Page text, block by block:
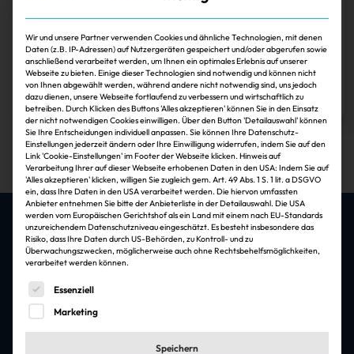
Private Bausparkassen verleihen
Wissenschaftspreis
Sonja Smalian 30.11.2024
Zum Artikel
1
Die besten Jobs & Arbeitgeber in der
Architektur & Ingenieursleistungen
Wir und unsere Partner verwenden Cookies und ähnliche Technologien, mit denen
Daten (z.B. IP-Adressen) auf Nutzergeräten gespeichert und/oder abgerufen sowie
anschließend verarbeitet werden, um Ihnen ein optimales Erlebnis auf unserer
Webseite zu bieten. Einige dieser Technologien sind notwendig und können nicht
von Ihnen abgewählt werden, während andere nicht notwendig sind, uns jedoch
dazu dienen, unsere Webseite fortlaufend zu verbessern und wirtschaftlich zu
betreiben. Durch Klicken des Buttons 'Alles akzeptieren' können Sie in den Einsatz
der nicht notwendigen Cookies einwilligen. Über den Button 'Detailauswahl' können
Sie Ihre Entscheidungen individuell anpassen. Sie können Ihre Datenschutz-
Einstellungen jederzeit ändern oder Ihre Einwilligung widerrufen, indem Sie auf den
Link 'Cookie-Einstellungen' im Footer der Webseite klicken. Hinweis auf
Verarbeitung Ihrer auf dieser Webseite erhobenen Daten in den USA: Indem Sie auf
'Alles akzeptieren' klicken, willigen Sie zugleich gem. Art. 49 Abs. 1 S. 1 lit. a DSGVO
ein, dass Ihre Daten in den USA verarbeitet werden. Die hiervon umfassten
Anbieter entnehmen Sie bitte der Anbieterliste in der Detailauswahl. Die USA
werden vom Europäischen Gerichtshof als ein Land mit einem nach EU-Standards
unzureichendem Datenschutzniveau eingeschätzt. Es besteht insbesondere das
Risiko, dass Ihre Daten durch US-Behörden, zu Kontroll- und zu
Überwachungszwecken, möglicherweise auch ohne Rechtsbehelfsmöglichkeiten,
verarbeitet werden können.
Es folgt eine Liste der Service-Gruppen, für die eine
Essenziell
Marketing
Speichern